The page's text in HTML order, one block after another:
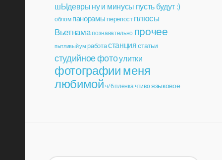
шЫдевры ну и минусы пусть будут :)
облом панорамы перепост плюсы
Вьетнамапознавательно прочее
пытливый ум работастанция статьи
студийное фотоулитки
фотографии меня
любимой ч/б пленка чтивоязыковое